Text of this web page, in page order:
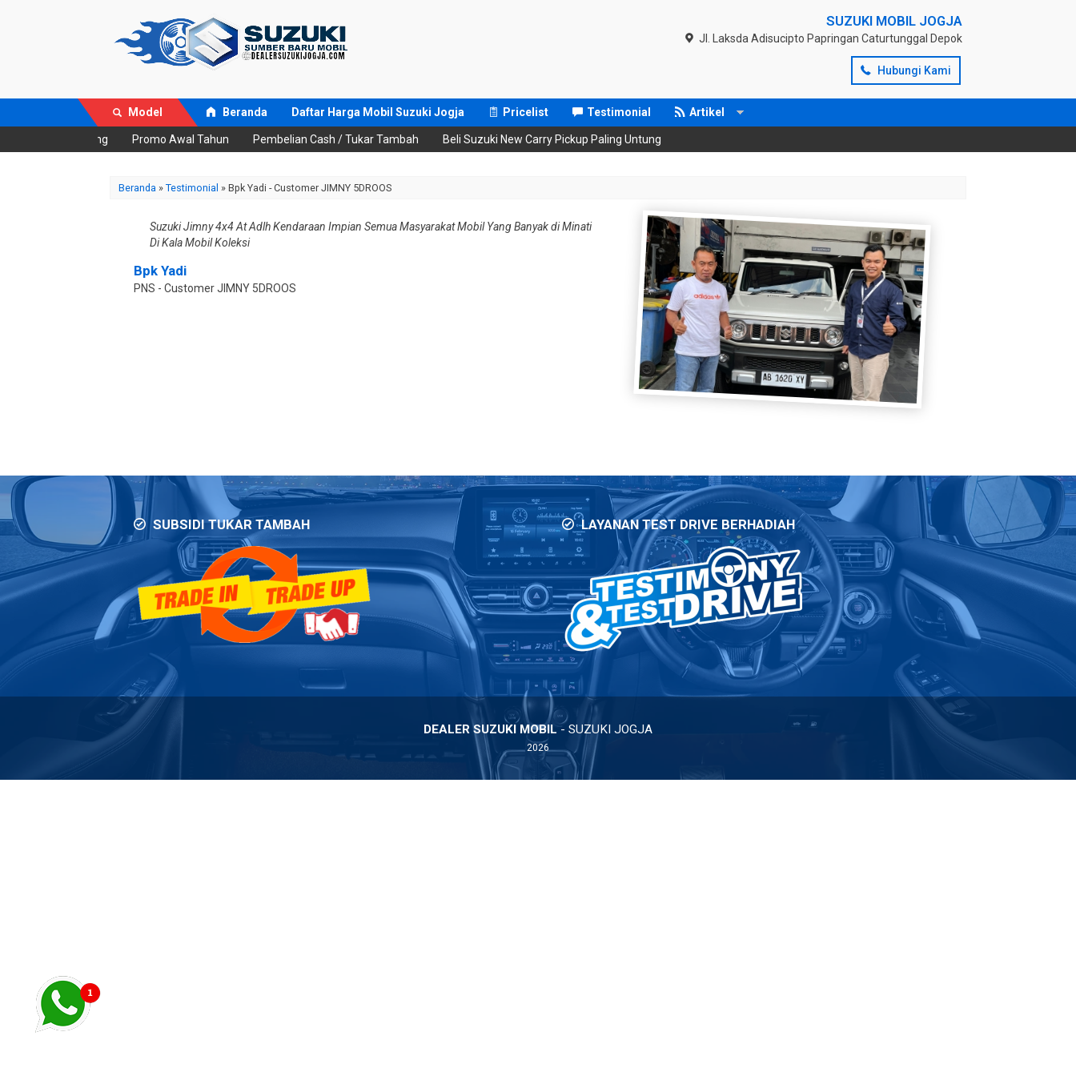
SUZUKI MOBIL JOGJA
Jl. Laksda Adisucipto Papringan Caturtunggal Depok
Hubungi Kami
Model Beranda Daftar Harga Mobil Suzuki Jogja Pricelist Testimonial Artikel
Promo Awal Tahun Pembelian Cash / Tukar Tambah Beli Suzuki New Carry Pickup Paling Untung
Beranda » Testimonial » Bpk Yadi - Customer JIMNY 5DROOS
Suzuki Jimny 4x4 At Adlh Kendaraan Impian Semua Masyarakat Mobil Yang Banyak di Minati
Di Kala Mobil Koleksi
Bpk Yadi
PNS - Customer JIMNY 5DROOS
SUBSIDI TUKAR TAMBAH LAYANAN TEST DRIVE BERHADIAH
DEALER SUZUKI MOBIL - SUZUKI JOGJA
2026